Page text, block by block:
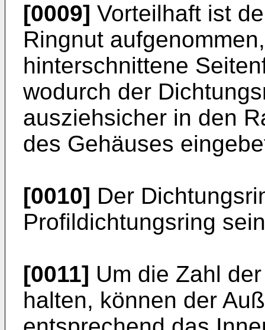
[0009] Vorteilhaft ist
Ringnut
hinterschnittene
wodurch der
ausziehsicher in den
des Gehäuses
[0010] Der
Profildichtungsring
[0011] Um die Zahl
halten, können der